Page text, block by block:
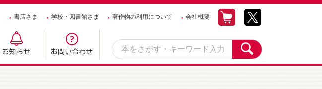
書店さま 学校・図書館さま 著作物の利用について 会社概要
お知らせ お問い合わせ